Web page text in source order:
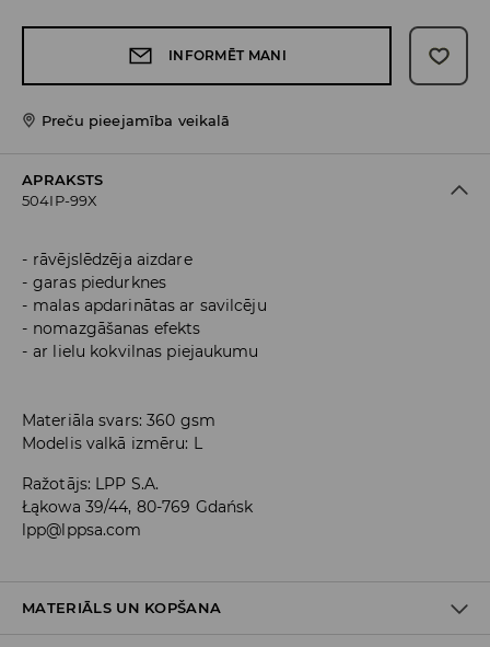
INFORMĒT MANI
Preču pieejamība veikalā
APRAKSTS
504IP-99X
rāvējslēdzēja aizdare
garas piedurknes
malas apdarinātas ar savilcēju
nomazgāšanas efekts
ar lielu kokvilnas piejaukumu
Materiāla svars: 360 gsm
Modelis valkā izmēru: L
Ražotājs: LPP S.A.
Łąkowa 39/44, 80-769 Gdańsk
lpp@lppsa.com
MATERIĀLS UN KOPŠANA